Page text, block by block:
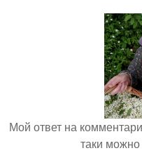
Мой ответ на
таки